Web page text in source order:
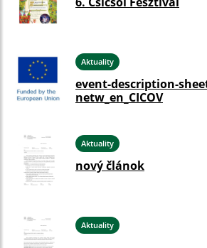
Aktuality
event-description-
netw_en_CICOV
Aktuality
nový článok
Aktuality